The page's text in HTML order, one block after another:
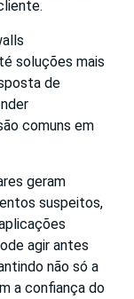
soluções mais
de
comuns em
geram
suspeitos,
agir antes
não só a
a confiança do